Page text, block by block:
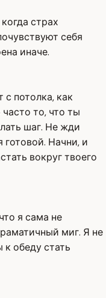
страх
себя
иначе.
с потолка, как
то, что ты
шаг. Не жди
готовой. Начни, и
вокруг твоего
я сама не
миг. Я не
обеду стать